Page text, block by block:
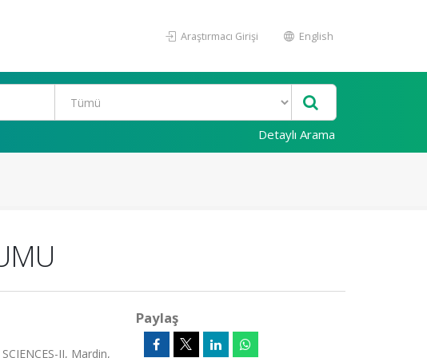
Araştırmacı Girişi English
Detaylı Arama
II, Mardin,
Paylaş